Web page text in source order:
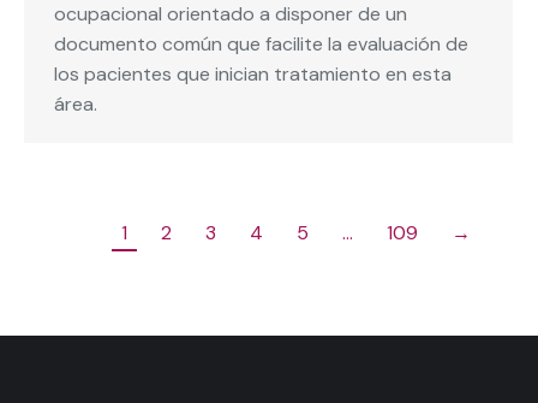
ocupacional orientado a disponer de un
documento común que facilite la evaluación de
los pacientes que inician tratamiento en esta
área.
1 2 3 4 5 … 109 →